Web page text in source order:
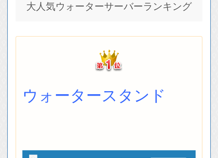
大人気ウォーターサーバーランキング
ウォータースタンド